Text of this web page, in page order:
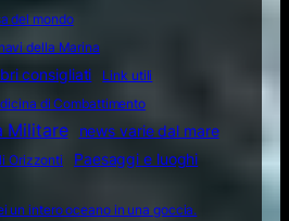
del mondo
della Marina
consigliati Link utili
di Combattimento
Militare
news varie dal mare
Orizzonti
Paesaggi e luoghi
un intero oceano in una goccia.